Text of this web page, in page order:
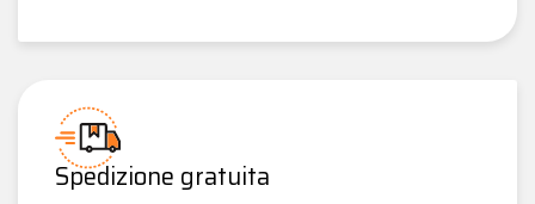
Spedizione gratuita